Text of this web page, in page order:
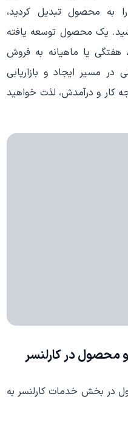
به محصول تبدیل کردید،
یک محصول توسعه یافته
هفتگی یا ماهیانه به فروش
مسیر ایجاد و بازاریابی
کار و درآمدش، لذت خواهید
در کارلنسر
در بخش خدمات کارلنسر به